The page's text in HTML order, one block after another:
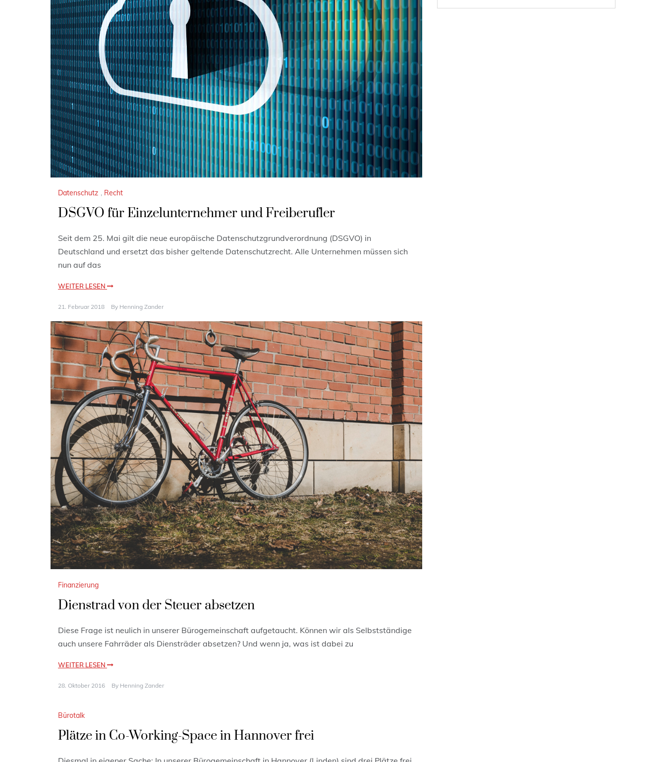
Datenschutz , Recht
DSGVO für Einzelunternehmer und Freiberufler
Seit dem 25. Mai gilt die neue europäische Datenschutzgrundverordnung (DSGVO) in
Deutschland und ersetzt das bisher geltende Datenschutzrecht. Alle Unternehmen müssen sich
nun auf das
WEITER LESEN
21. Februar 2018 By Henning Zander
Finanzierung
Dienstrad von der Steuer absetzen
Diese Frage ist neulich in unserer Bürogemeinschaft aufgetaucht. Können wir als Selbstständige
auch unsere Fahrräder als Diensträder absetzen? Und wenn ja, was ist dabei zu
WEITER LESEN
28. Oktober 2016 By Henning Zander
Bürotalk
Plätze in Co-Working-Space in Hannover frei